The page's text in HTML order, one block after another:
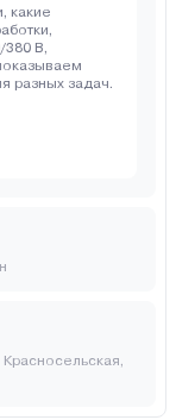
какие
380 В,
разных задач.